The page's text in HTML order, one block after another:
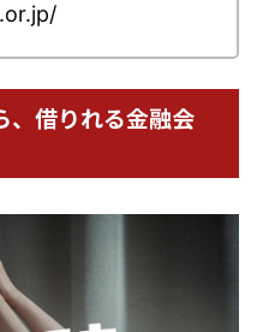
、借りれる金融会